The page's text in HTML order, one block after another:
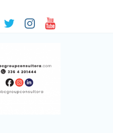
que en 2025